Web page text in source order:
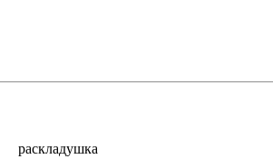
раскладушка